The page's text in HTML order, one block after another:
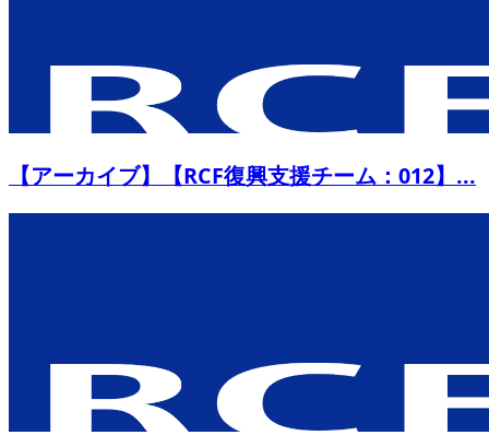
【アーカイブ】【RCF復興支援チーム：012】...